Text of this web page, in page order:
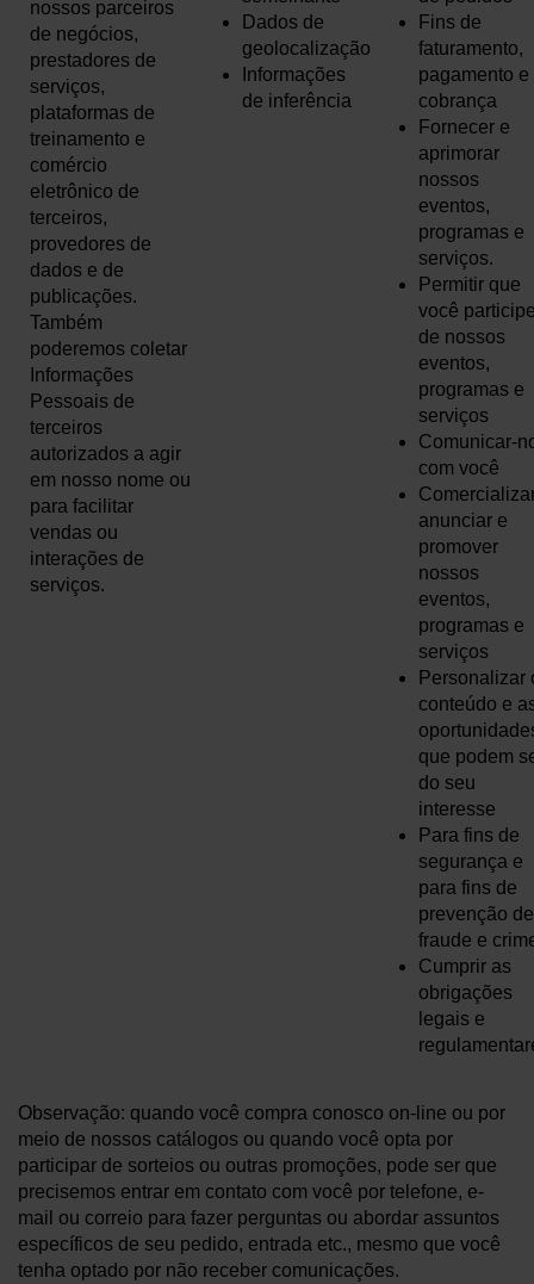
nossos parceiros
de negócios,
prestadores de
serviços,
plataformas de
treinamento e
comércio
eletrônico de
terceiros,
provedores de
dados e de
publicações.
Também
poderemos coletar
Informações
Pessoais de
terceiros
autorizados a agir
em nosso nome ou
para facilitar
vendas ou
interações de
serviços.
Dados de
geolocalização
Informações
de inferência
Fins de
faturamento,
pagamento e
cobrança
Fornecer e
aprimorar
nossos
eventos,
programas e
serviços.
Permitir que
você
de nossos
eventos,
programas e
serviços
Comunicar-
com você
anunciar e
promover
nossos
eventos,
programas e
serviços
Personalizar
conteúdo e
que podem
do seu
interesse
Para fins de
segurança e
para fins de
prevenção de
fraude e
Cumprir as
obrigações
legais e
Observação: quando você compra conosco on-line ou por
meio de nossos catálogos ou quando você opta por
participar de sorteios ou outras promoções, pode ser que
precisemos entrar em contato com você por telefone, e-
mail ou correio para fazer perguntas ou abordar assuntos
específicos de seu pedido, entrada etc., mesmo que você
tenha optado por não receber comunicações.